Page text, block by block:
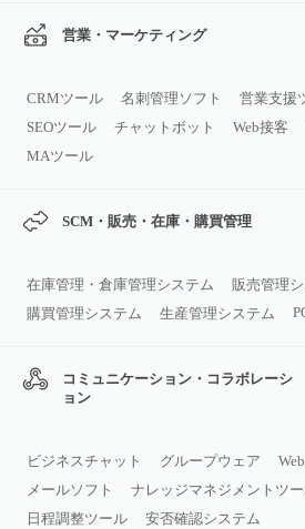
営業・マーケティング
CRMツール 名刺管理ソフト
営業支援
SEOツール
チャットボット Web接客
MAツール
SCM・販売・在庫・購買管理
在庫管理・倉庫管理システム
販売管理
購買管理システム
生産管理システム
コミュニケーション・コラボレーシ
ョン
ビジネスチャット グループウェア
メールソフト
ナレッジマネジメントツ
日程調整ツール
安否確認システム